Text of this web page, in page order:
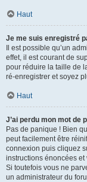
Haut
Je me suis enregistré
Il est possible qu’un
effet, il est courant de
pour réduire la taille de
ré-enregistrer et soyez
Haut
J’ai perdu mon mot de
Pas de panique ! Bien
peut facilement être
connexion puis cliquez
instructions énoncées
Si toutefois vous ne
un administrateur du